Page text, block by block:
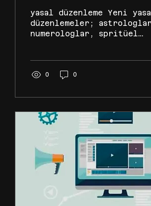
Danışmanların
Reklam Sınırları
yasal düzenleme Yeni
düzenlemeler;
numerologlar, spritüel
tanıtımlarında ciddi
getirmiştir. Mevzuatın
doğrultusunda dikkat
edilmesi gereken temel
hususlar şunlardır: 1.
Biyografilerde Ünvan
Kullanımı ve Akademik
Etiketler Kabul Gören
Ünvanlar: Biyografinizde
"Koç", "Danışman",
"Astrolog" veya
0 0